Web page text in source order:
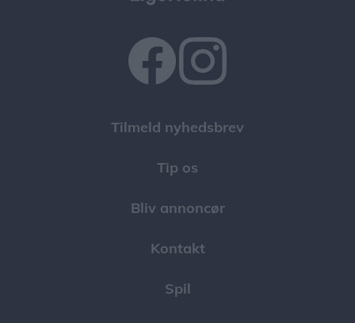
Tilmeld nyhedsbrev
Tip os
Bliv annoncør
Kontakt
Spil